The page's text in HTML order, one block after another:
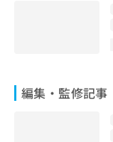
編集・監修記事